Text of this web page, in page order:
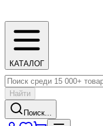
КАТАЛОГ
Найти
Поиск...